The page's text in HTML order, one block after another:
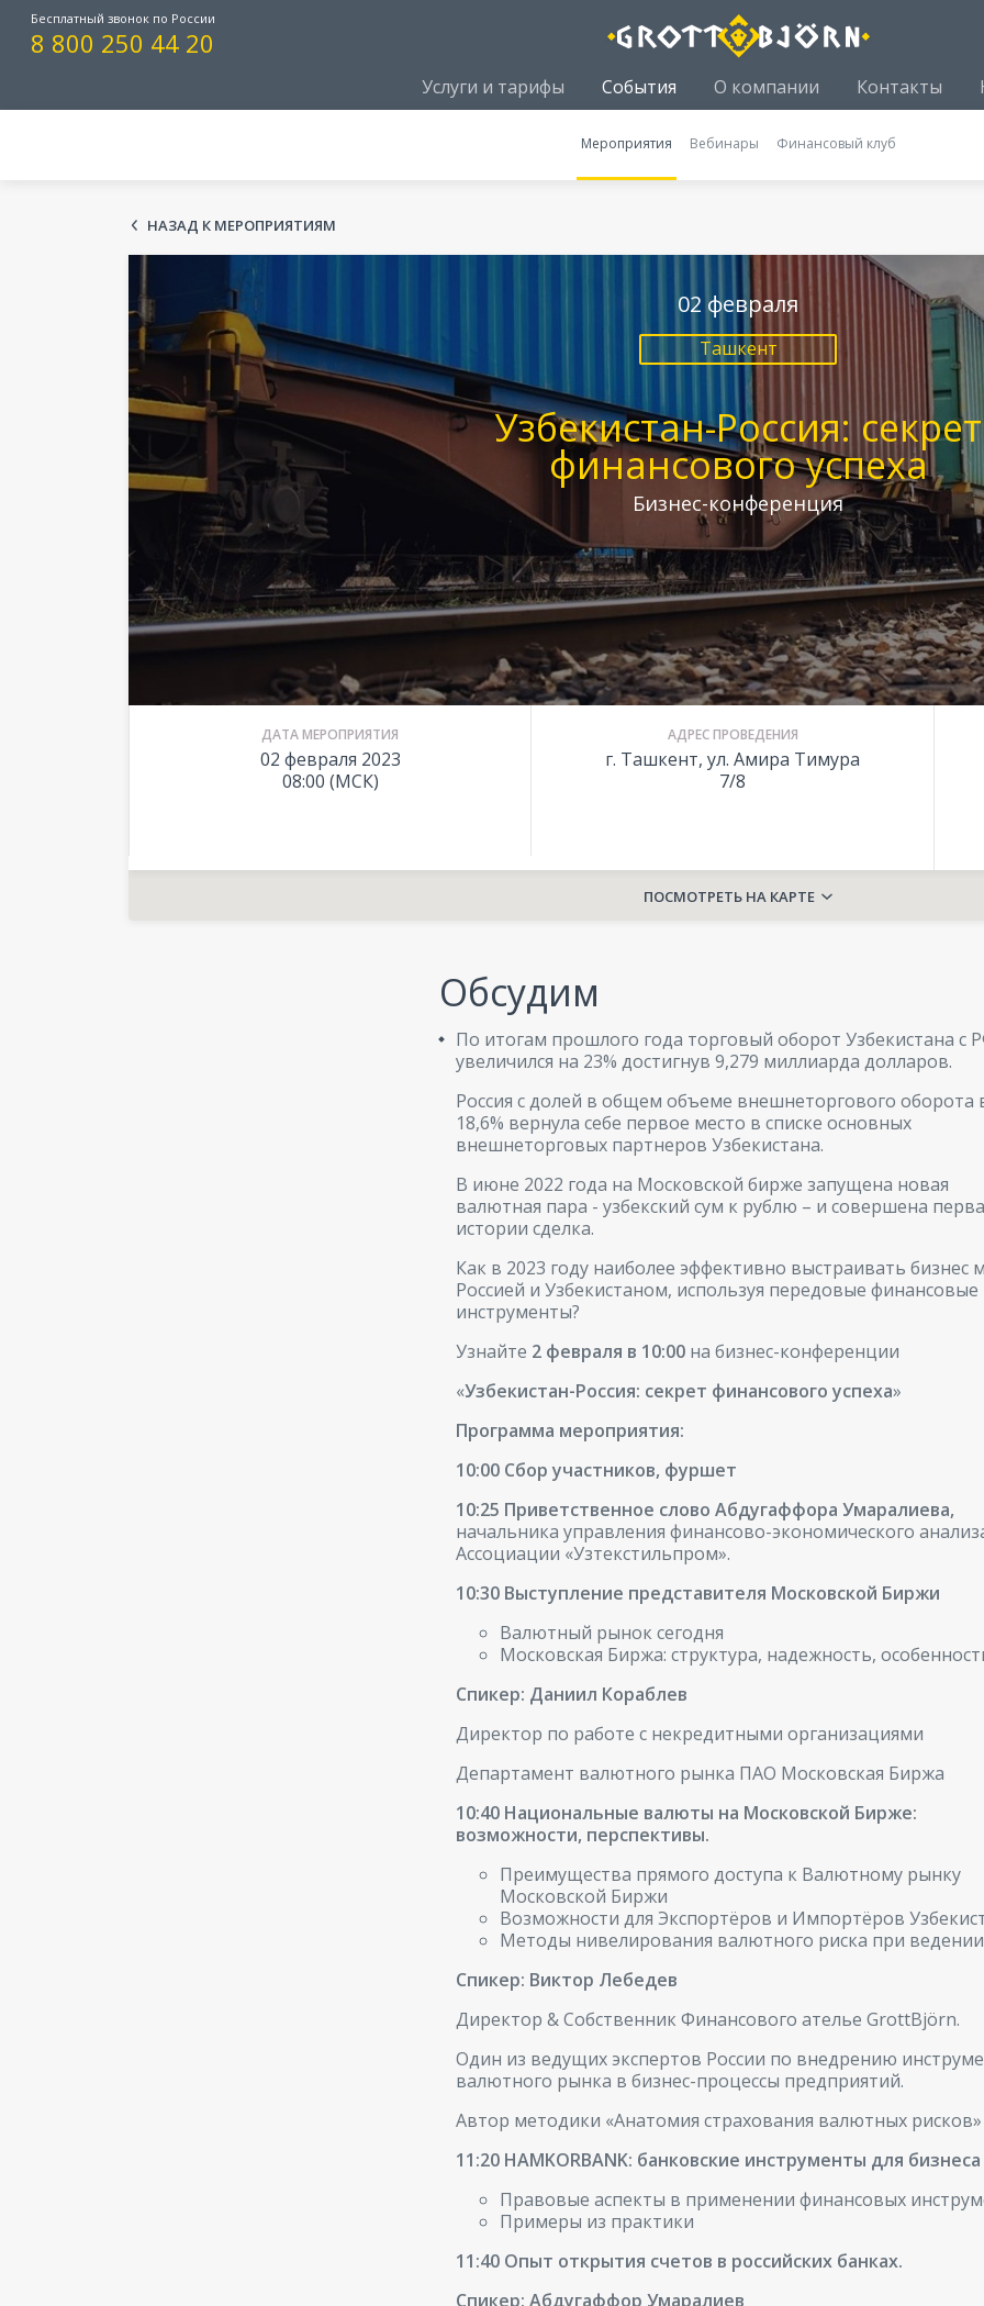
Бесплатный звонок по России
8 800 250 44 20
Услуги и тарифы События О компании Контакты
Мероприятия Вебинары Финансовый клуб
НАЗАД К МЕРОПРИЯТИЯМ
02 февраля
Ташкент
Узбекистан-Россия: секрет
финансового успеха
Бизнес-конференция
ДАТА МЕРОПРИЯТИЯ
02 февраля 2023
08:00 (МСК)
АДРЕС ПРОВЕДЕНИЯ
г. Ташкент, ул. Амира Тимура
7/8
ПОСМОТРЕТЬ НА КАРТЕ
Обсудим
По итогам прошлого года торговый оборот Узбекистана с
увеличился на 23% достигнув 9,279 миллиарда долларов.
Россия с долей в общем объеме внешнеторгового оборота
18,6% вернула себе первое место в списке основных
внешнеторговых партнеров Узбекистана.
В июне 2022 года на Московской бирже запущена новая
валютная пара - узбекский сум к рублю – и совершена
истории сделка.
Как в 2023 году наиболее эффективно выстраивать бизнес
Россией и Узбекистаном, используя передовые финансовые
инструменты?
Узнайте 2 февраля в 10:00 на бизнес-конференции
«Узбекистан-Россия: секрет финансового успеха»
Программа мероприятия:
10:00 Сбор участников, фуршет
10:25 Приветственное слово Абдугаффора Умаралиева,
начальника управления финансово-экономического
Ассоциации «Узтекстильпром».
10:30 Выступление представителя Московской Биржи
Валютный рынок сегодня
Московская Биржа: структура, надежность,
Спикер: Даниил Кораблев
Директор по работе с некредитными организациями
Департамент валютного рынка ПАО Московская Биржа
10:40 Национальные валюты на Московской Бирже:
возможности, перспективы.
Преимущества прямого доступа к Валютному рынку
Московской Биржи
Возможности для Экспортёров и Импортёров
Методы нивелирования валютного риска при
Спикер: Виктор Лебедев
Директор & Собственник Финансового ателье GrottBjörn.
Один из ведущих экспертов России по внедрению
валютного рынка в бизнес-процессы предприятий.
Автор методики «Анатомия страхования валютных рисков»
11:20 HAMKORBANK: банковские инструменты для
Правовые аспекты в применении финансовых
Примеры из практики
11:40 Опыт открытия счетов в российских банках.
Спикер: Абдугаффор Умаралиев